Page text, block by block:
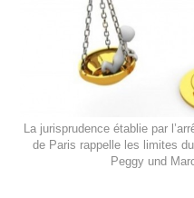
La jurisprudence établie par
de Paris rappelle les limites
Peggy und